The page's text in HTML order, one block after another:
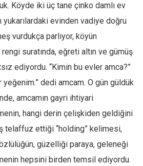
Köyde iki üç tane çinko damlı ev
yukarılardaki evinden vadiye doğru
vurdukça parlıyor, köyün
suratında, eğreti altın ve gümüş
ediyordu. “Kimin bu evler amca?”
dedi amcam. O gün güldük
amcamın gayri ihtiyari
hangi derin çelişkiden geldiğini
telaffuz ettiği “holding” kelimesi,
güzelliği paraya, geleneği
hepsini birden temsil ediyordu.